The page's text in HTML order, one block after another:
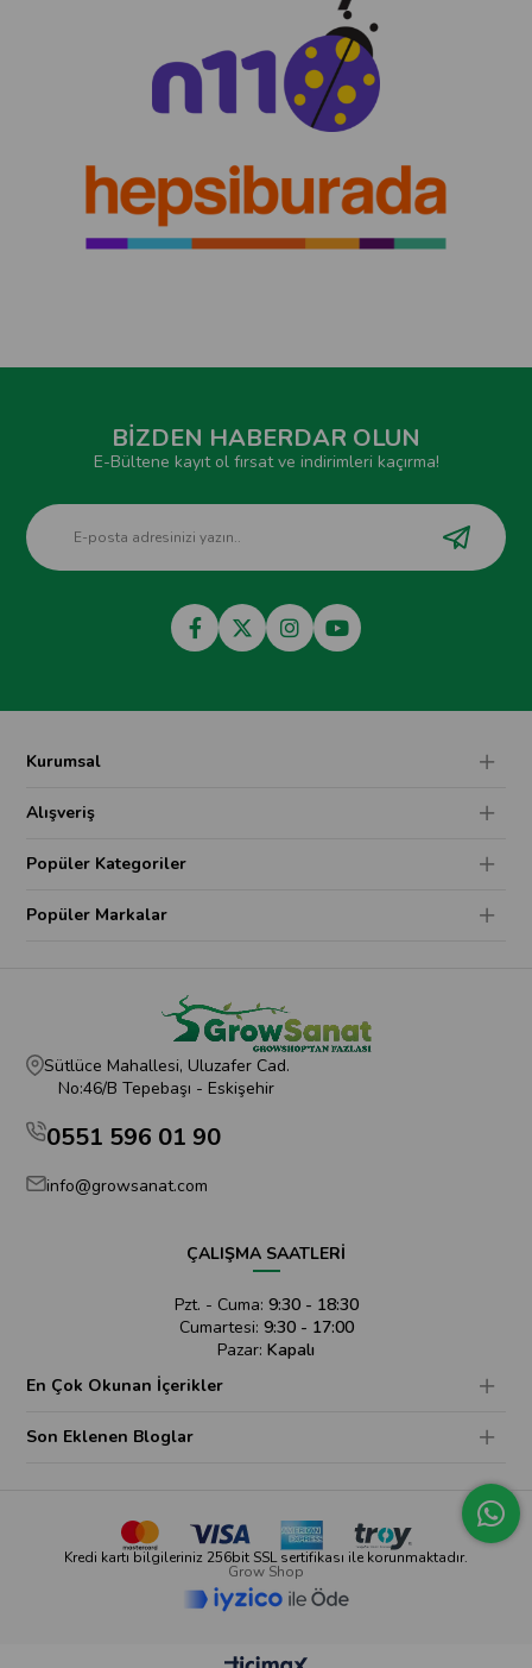
BİZDEN HABERDAR OLUN
E-Bültene kayıt ol fırsat ve indirimleri kaçırma!
Kurumsal
Alışveriş
Popüler Kategoriler
Popüler Markalar
Sütlüce Mahallesi, Uluzafer Cad.
No:46/B Tepebaşı - Eskişehir
0551 596 01 90
info@growsanat.com
ÇALIŞMA SAATLERİ
Pzt. - Cuma: 9:30 - 18:30
Cumartesi: 9:30 - 17:00
Pazar: Kapalı
En Çok Okunan İçerikler
Son Eklenen Bloglar
Kredi kartı bilgileriniz 256bit SSL sertifikası ile korunmaktadır.
Grow Shop